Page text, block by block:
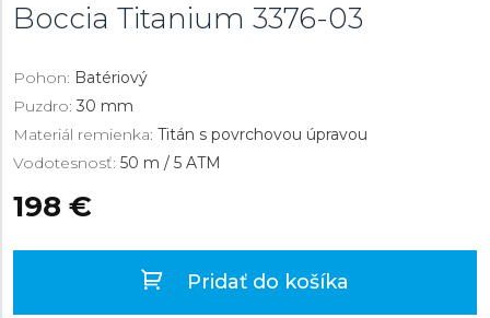
Boccia Titanium 3376-03
Pohon: Batériový
Puzdro: 30 mm
Materiál remienka: Titán s povrchovou úpravou
Vodotesnosť: 50 m / 5 ATM
198 €
Pridať do košíka